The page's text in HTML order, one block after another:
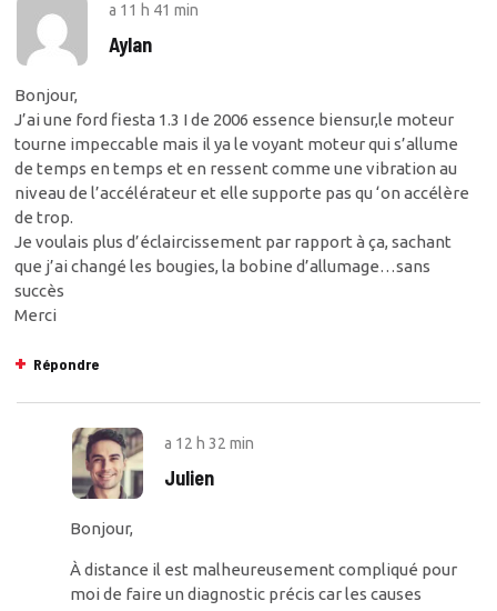
a 11 h 41 min
Aylan
Bonjour,
J’ai une ford fiesta 1.3 I de 2006 essence biensur,le moteur
tourne impeccable mais il ya le voyant moteur qui s’allume
de temps en temps et en ressent comme une vibration au
niveau de l’accélérateur et elle supporte pas qu ‘on accélère
de trop.
Je voulais plus d’éclaircissement par rapport à ça, sachant
que j’ai changé les bougies, la bobine d’allumage…sans
succès
Merci
Répondre
a 12 h 32 min
Julien
Bonjour,
À distance il est malheureusement compliqué pour
moi de faire un diagnostic précis car les causes